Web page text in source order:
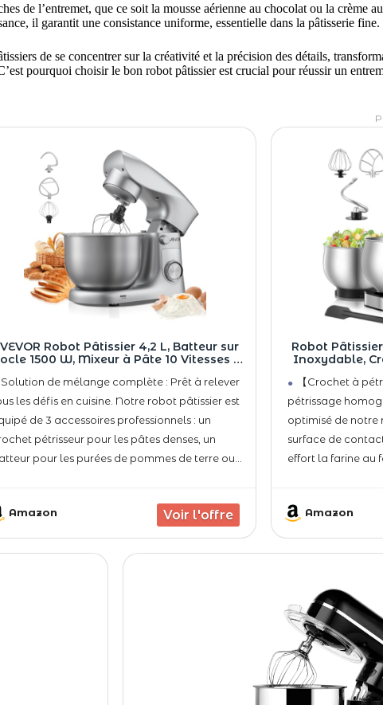
de l’entremet, que ce soit la mousse aérienne au chocolat ou la crème
il garantit une consistance uniforme, essentielle dans la pâtisserie fine.
de se concentrer sur la créativité et la précision des détails,
pourquoi choisir le bon robot pâtissier est crucial pour réussir un
VEVOR Robot Pâtissier 4,2 L, Batteur sur
1500 W, Mixeur à Pâte 10 Vitesses et
avec Crochet Pétrisseur, Fouet
et Batteur, pour Mélange Pétrissage
Solution de mélange complète : Prêt à relever
les défis en cuisine. Notre robot pâtissier est
de 3 accessoires professionnels : un
pétrisseur pour les pâtes denses, un
pour les purées de pommes de terre ou
Amazon
Robot
Inoxydable,
Vitesses
Plat &
【Crochet à
pétrissage
optimisé de notre
surface de
effort la farine au
【2Amazon